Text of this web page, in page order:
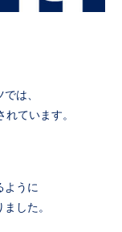
は、
ています。
ように
した。